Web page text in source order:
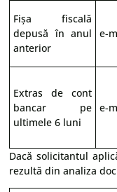
Fișa fiscală
depusă în anul
anterior
e-
Extras de cont
bancar pe
ultimele 6 luni
e-
Dacă solicitantul
rezultă din analiza